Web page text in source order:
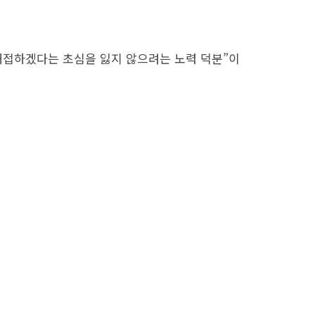
하겠다는 초심을 잃지 않으려는 노력 덕분”이